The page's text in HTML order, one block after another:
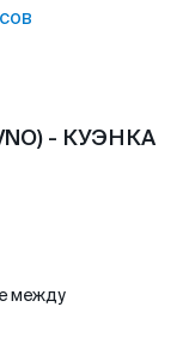
- КУЭНКА
между